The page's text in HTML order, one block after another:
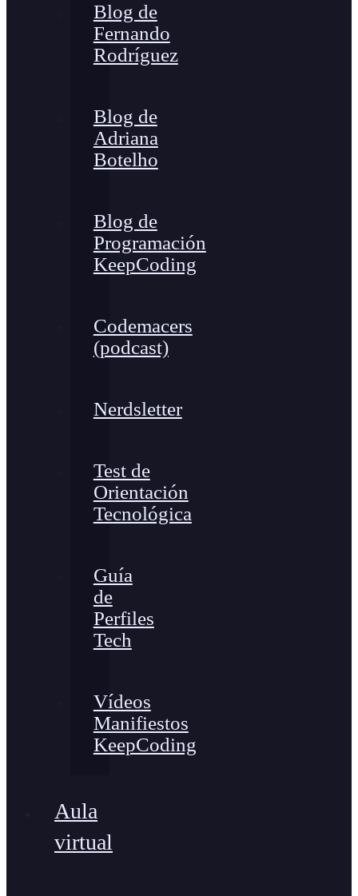
Blog de
Fernando
Rodríguez
Blog de
Adriana
Botelho
Blog de
Programación
KeepCoding
Codemacers
(podcast)
Nerdsletter
Test de
Orientación
Tecnológica
Guía
de
Perfiles
Tech
Vídeos
Manifiestos
KeepCoding
Aula
virtual